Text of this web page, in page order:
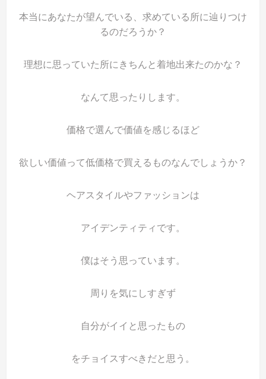
本当にあなたが望んでいる、求めている所に辿りつけ
るのだろうか？
理想に思っていた所にきちんと着地出来たのかな？
なんて思ったりします。
価格で選んで価値を感じるほど
欲しい価値って低価格で買えるものなんでしょうか？
ヘアスタイルやファッションは
アイデンティティです。
僕はそう思っています。
周りを気にしすぎず
自分がイイと思ったもの
をチョイスすべきだと思う。